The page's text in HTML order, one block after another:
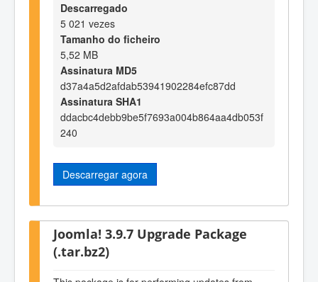
Descarregado
5 021 vezes
Tamanho do ficheiro
5,52 MB
Assinatura MD5
d37a4a5d2afdab53941902284efc87dd
Assinatura SHA1
ddacbc4debb9be5f7693a004b864aa4db053f
240
Descarregar agora
Joomla! 3.9.7 Upgrade Package
(.tar.bz2)